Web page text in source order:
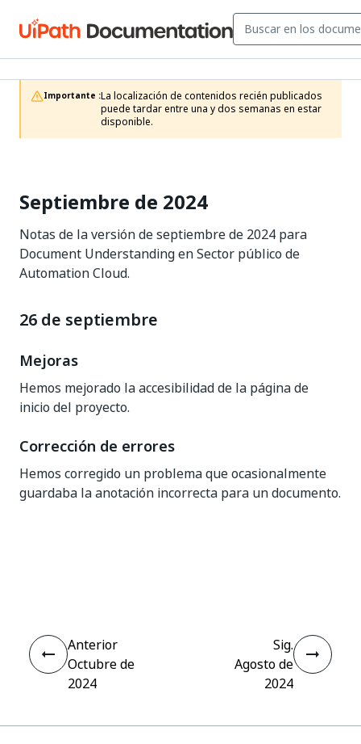
Importante :La localización de contenidos recién publicados
puede tardar entre una y dos semanas en estar
disponible.
Septiembre de 2024
Notas de la versión de septiembre de 2024 para
Document Understanding en Sector público de
Automation Cloud.
26 de septiembre
Mejoras
Hemos mejorado la accesibilidad de la página de
inicio del proyecto.
Corrección de errores
Hemos corregido un problema que ocasionalmente
guardaba la anotación incorrecta para un documento.
Anterior
Octubre de
2024
Sig.
Agosto de
2024